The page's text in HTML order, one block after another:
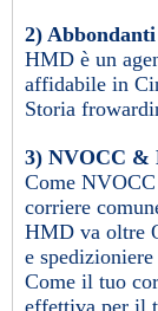
2)
HMD è un
affidabile in
Storia
3) NVOCC &
Come
corriere
HMD va oltre
e
Come il tuo